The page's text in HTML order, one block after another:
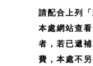
請配合上列
本處網站查
者，若已遞
費，本處不